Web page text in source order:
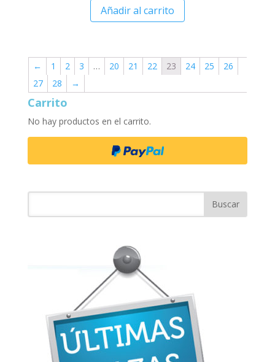
Añadir al carrito
← 1 2 3 … 20 21 22 23 24 25
26
27
28 →
Carrito
No hay productos en el carrito.